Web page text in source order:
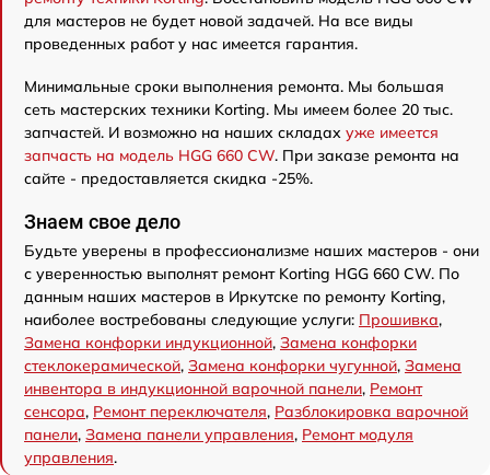
для мастеров не будет новой задачей. На все виды
проведенных работ у нас имеется гарантия.
Минимальные сроки выполнения ремонта. Мы большая
сеть мастерских техники Korting. Мы имеем более 20 тыс.
запчастей. И возможно на наших складах уже имеется
запчасть на модель HGG 660 CW. При заказе ремонта на
сайте - предоставляется скидка -25%.
Знаем свое дело
Будьте уверены в профессионализме наших мастеров - они
с уверенностью выполнят ремонт Korting HGG 660 CW. По
данным наших мастеров в Иркутске по ремонту Korting,
наиболее востребованы следующие услуги: Прошивка,
Замена конфорки индукционной, Замена конфорки
стеклокерамической, Замена конфорки чугунной, Замена
инвентора в индукционной варочной панели, Ремонт
сенсора, Ремонт переключателя, Разблокировка варочной
панели, Замена панели управления, Ремонт модуля
управления.